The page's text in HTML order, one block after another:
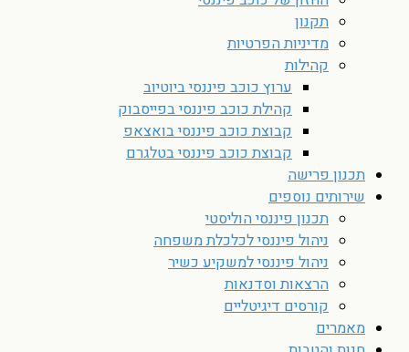
תקנון
מדיניות הפרטיות
קהילות
ערוץ כוכב פיננסי ביוטיוב
קהילת כוכב פיננסי בפייסבוק
קבוצת כוכב פיננסי בואצאפ
קבוצת כוכב פיננסי בטלגרם
תכנון פרישה
שירותים נוספים
תכנון פיננסי הוליסטי
ניהול פיננסי לכלכלת משפחה
ניהול פיננסי למשקיע כשיר
הרצאות וסדנאות
קורסים דיגיטליים
מאמרים